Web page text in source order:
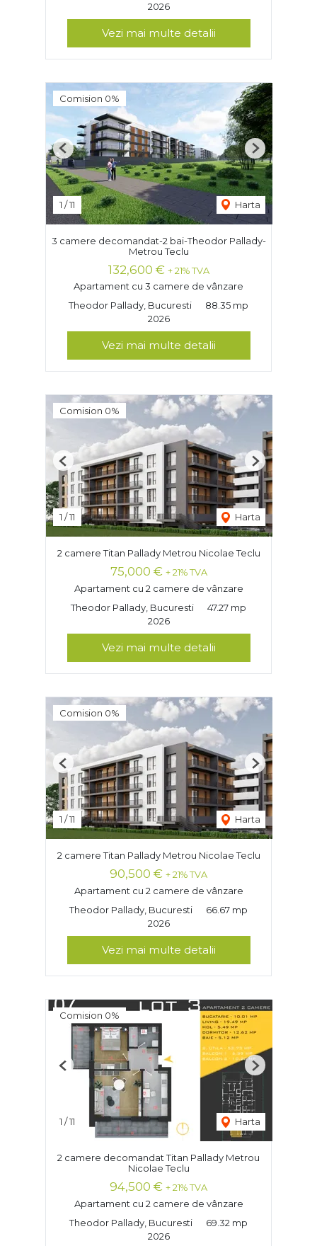
2026
Vezi mai multe detalii
Comision 0%
1 /11 Harta
Previous Next
3 camere decomandat-2 bai-Theodor Pallady-
Metrou Teclu
132,600 € + 21% TVA
Apartament cu 3 camere de vânzare
Theodor Pallady, Bucuresti
88.35 mp
2026
Vezi mai multe detalii
Comision 0%
1 /11 Harta
Previous Next
2 camere Titan Pallady Metrou Nicolae Teclu
75,000 € + 21% TVA
Apartament cu 2 camere de vânzare
Theodor Pallady, Bucuresti
47.27 mp
2026
Vezi mai multe detalii
Comision 0%
1 /11 Harta
Previous Next
2 camere Titan Pallady Metrou Nicolae Teclu
90,500 € + 21% TVA
Apartament cu 2 camere de vânzare
Theodor Pallady, Bucuresti
66.67 mp
2026
Vezi mai multe detalii
Comision 0%
1 /11 Harta
Previous Next
2 camere decomandat Titan Pallady Metrou
Nicolae Teclu
94,500 € + 21% TVA
Apartament cu 2 camere de vânzare
Theodor Pallady, Bucuresti
69.32 mp
2026